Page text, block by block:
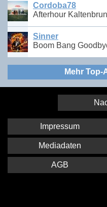
Cordoba78
Afterhour
Sinner
Boom Bang
Mehr Top-
Impressum
Mediadaten
AGB